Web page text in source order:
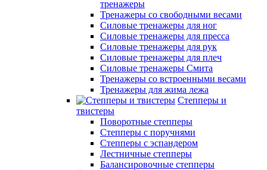
тренажеры
Тренажеры со свободными весами
Силовые тренажеры для ног
Силовые тренажеры для пресса
Силовые тренажеры для рук
Силовые тренажеры для плеч
Силовые тренажеры Смита
Тренажеры со встроенными весами
Тренажеры для жима лежа
Степперы и
твистеры
Поворотные степперы
Степперы с поручнями
Степперы с эспандером
Лестничные степперы
Балансировочные степперы